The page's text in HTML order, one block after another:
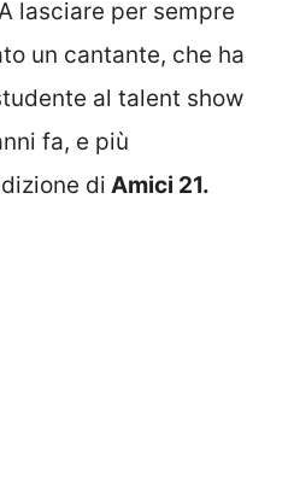
lasciare per sempre
un cantante, che ha
al talent show
fa, e più
di Amici 21.